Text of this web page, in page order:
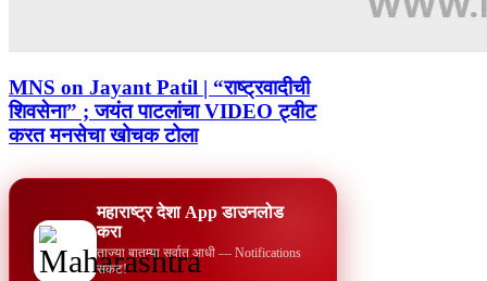
MNS on Jayant Patil | “राष्ट्रवादीची
शिवसेना” ; जयंत पाटलांचा VIDEO ट्वीट
करत मनसेचा खोचक टोला
महाराष्ट्र देशा App डाउनलोड
करा
ताज्या बातम्या सर्वात आधी — Notifications
सकट!